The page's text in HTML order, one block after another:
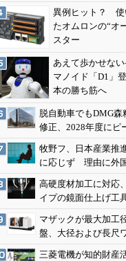
異例ヒット？ 使
たオムロンの“オ
スター
あえて歩かせな
マノイド「D1」
本の勝ち筋へ
脱自動車でもDMG
修正、2028年度にピ
牧野フ、日本産業推
に応じず 理由に外
高硬度材加工に対応
イプの鏡面仕上げ工
マザックが最大加工
盤、大径および長尺
三菱電機が知的財産